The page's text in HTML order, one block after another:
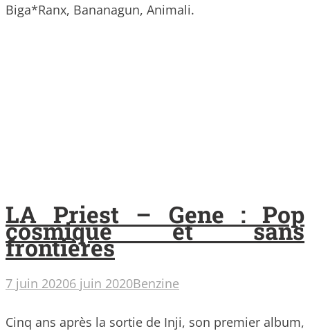
Biga*Ranx, Bananagun, Animali.
LA Priest – Gene : Pop
cosmique et sans
frontières
7 juin 20206 juin 2020Benzine
Cinq ans après la sortie de Inji, son premier album,